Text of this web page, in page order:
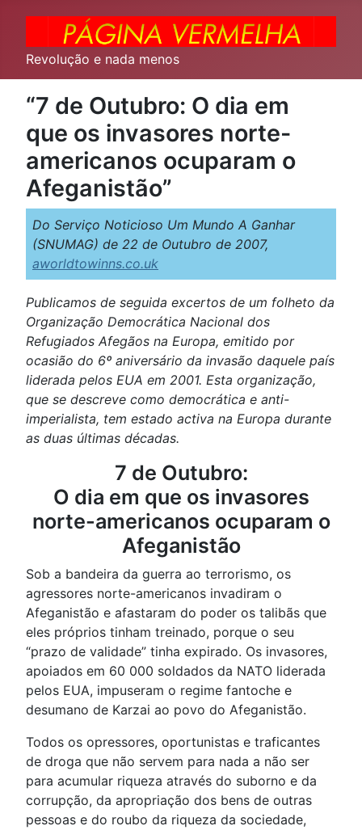
Revolução e nada menos
“7 de Outubro: O dia em
que os invasores norte-
americanos ocuparam o
Afeganistão”
Do Serviço Noticioso Um Mundo A Ganhar
(SNUMAG) de 22 de Outubro de 2007,
aworldtowinns.co.uk
Publicamos de seguida excertos de um folheto da
Organização Democrática Nacional dos
Refugiados Afegãos na Europa, emitido por
ocasião do 6º aniversário da invasão daquele país
liderada pelos EUA em 2001. Esta organização,
que se descreve como democrática e anti-
imperialista, tem estado activa na Europa durante
as duas últimas décadas.
7 de Outubro:
O dia em que os invasores
norte-americanos ocuparam o
Afeganistão
Sob a bandeira da guerra ao terrorismo, os
agressores norte-americanos invadiram o
Afeganistão e afastaram do poder os talibãs que
eles próprios tinham treinado, porque o seu
“prazo de validade” tinha expirado. Os invasores,
apoiados em 60 000 soldados da NATO liderada
pelos EUA, impuseram o regime fantoche e
desumano de Karzai ao povo do Afeganistão.
Todos os opressores, oportunistas e traficantes
de droga que não servem para nada a não ser
para acumular riqueza através do suborno e da
corrupção, da apropriação dos bens de outras
pessoas e do roubo da riqueza da sociedade,